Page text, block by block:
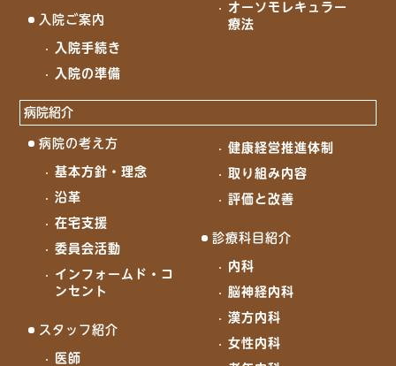
入院ご案内
入院手続き
入院の準備
オーソモレキュラー
療法
病院紹介
病院の考え方
基本方針・理念
沿革
在宅支援
委員会活動
インフォームド・コ
ンセント
スタッフ紹介
医師
健康経営推進体制
取り組み内容
評価と改善
診療科目紹介
内科
脳神経内科
漢方内科
女性内科